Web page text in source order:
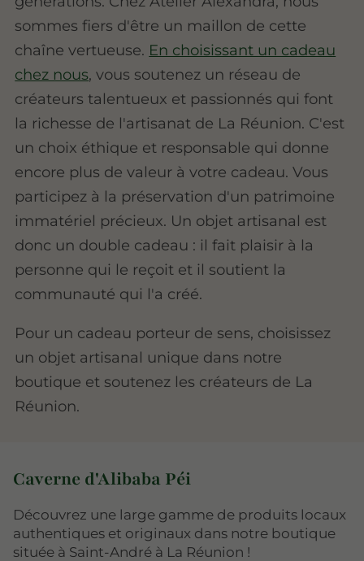
sommes fiers d'être un maillon de cette
chaîne vertueuse. En choisissant un cadeau
chez nous, vous soutenez un réseau de
créateurs talentueux et passionnés qui font
la richesse de l'artisanat de La Réunion. C'est
un choix éthique et responsable qui donne
encore plus de valeur à votre cadeau. Vous
participez à la préservation d'un patrimoine
immatériel précieux. Un objet artisanal est
donc un double cadeau : il fait plaisir à la
personne qui le reçoit et il soutient la
communauté qui l'a créé.
Pour un cadeau porteur de sens, choisissez
un objet artisanal unique dans notre
boutique et soutenez les créateurs de La
Réunion.
Caverne d'Alibaba Péi
Découvrez une large gamme de produits locaux
authentiques et originaux dans notre boutique
située à Saint-André à La Réunion !